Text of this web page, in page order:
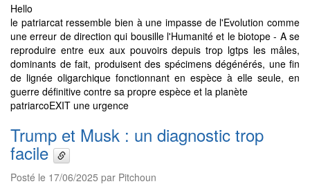
Hello
le patriarcat ressemble bien à une impasse de l'Evolution comme
une erreur de direction qui bousille l'Humanité et le biotope - A se
reproduire entre eux aux pouvoirs depuis trop lgtps les mâles,
dominants de fait, produisent des spécimens dégénérés, une fin
de lignée oligarchique fonctionnant en espèce à elle seule, en
guerre définitive contre sa propre espèce et la planète
patriarcoEXIT une urgence
Trump et Musk : un diagnostic trop
facile
Posté le 17/06/2025 par Pitchoun